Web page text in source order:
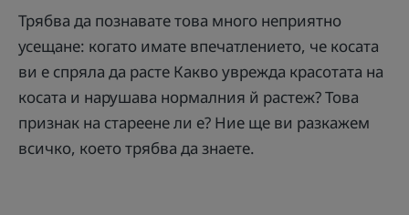
Трябва да познавате това много неприятно
усещане: когато имате впечатлението, че косата
ви е спряла да расте Какво уврежда красотата на
косата и нарушава нормалния й растеж? Това
признак на стареене ли е? Ние ще ви разкажем
всичко, което трябва да знаете.